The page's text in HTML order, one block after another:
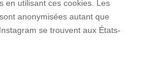
en utilisant ces cookies. Les
anonymisées autant que
se trouvent aux États-